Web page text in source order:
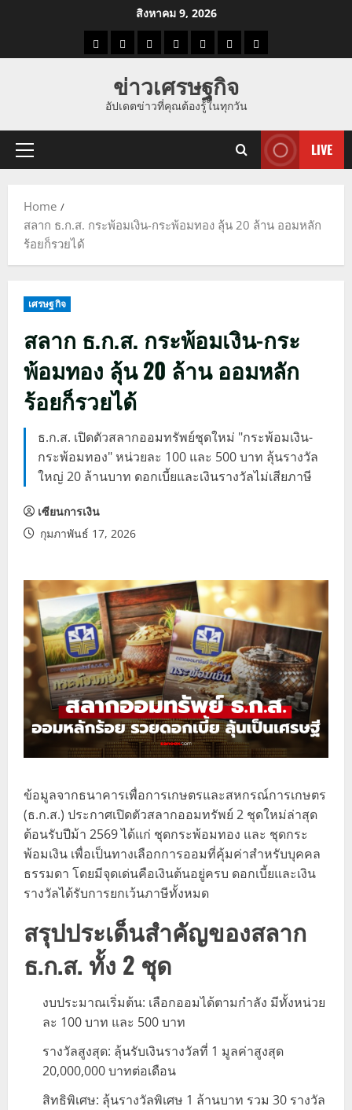
สิงหาคม 9, 2026
ราคาแนว
ราคา
ทอง
ข่าว
นี้
ข่าว
ดูด
ที่
ผู้ชาย
ข่าวเศรษฐกิจ
อัปเดตข่าวที่คุณต้องรู้ในทุกวัน
Primary
LIVE
Home
สลาก ธ.ก.ส. กระพ้อมเงิน-กระพ้อมทอง ลุ้น 20 ล้าน ออมหลัก
ร้อยก็รวยได้
เศรษฐกิจ
สลาก ธ.ก.ส. กระพ้อมเงิน-กระ
พ้อมทอง ลุ้น 20 ล้าน ออมหลัก
ร้อยก็รวยได้
ธ.ก.ส. เปิดตัวสลากออมทรัพย์ชุดใหม่ "กระพ้อมเงิน-
กระพ้อมทอง" หน่วยละ 100 และ 500 บาท ลุ้นรางวัล
ใหญ่ 20 ล้านบาท ดอกเบี้ยและเงินรางวัลไม่เสียภาษี
เซียนการเงิน
กุมภาพันธ์ 17, 2026
ข้อมูลจากธนาคารเพื่อการเกษตรและสหกรณ์การเกษตร
(ธ.ก.ส.) ประกาศเปิดตัวสลากออมทรัพย์ 2 ชุดใหม่ล่าสุด
ต้อนรับปีม้า 2569 ได้แก่ ชุดกระพ้อมทอง และ ชุดกระ
พ้อมเงิน เพื่อเป็นทางเลือกการออมที่คุ้มค่าสำหรับบุคคล
ธรรมดา โดยมีจุดเด่นคือเงินต้นอยู่ครบ ดอกเบี้ยและเงิน
รางวัลได้รับการยกเว้นภาษีทั้งหมด
สรุปประเด็นสำคัญของสลาก
ธ.ก.ส. ทั้ง 2 ชุด
งบประมาณเริ่มต้น: เลือกออมได้ตามกำลัง มีทั้งหน่วย
ละ 100 บาท และ 500 บาท
รางวัลสูงสุด: ลุ้นรับเงินรางวัลที่ 1 มูลค่าสูงสุด
20,000,000 บาทต่อเดือน
สิทธิพิเศษ: ลุ้นรางวัลพิเศษ 1 ล้านบาท รวม 30 รางวัล